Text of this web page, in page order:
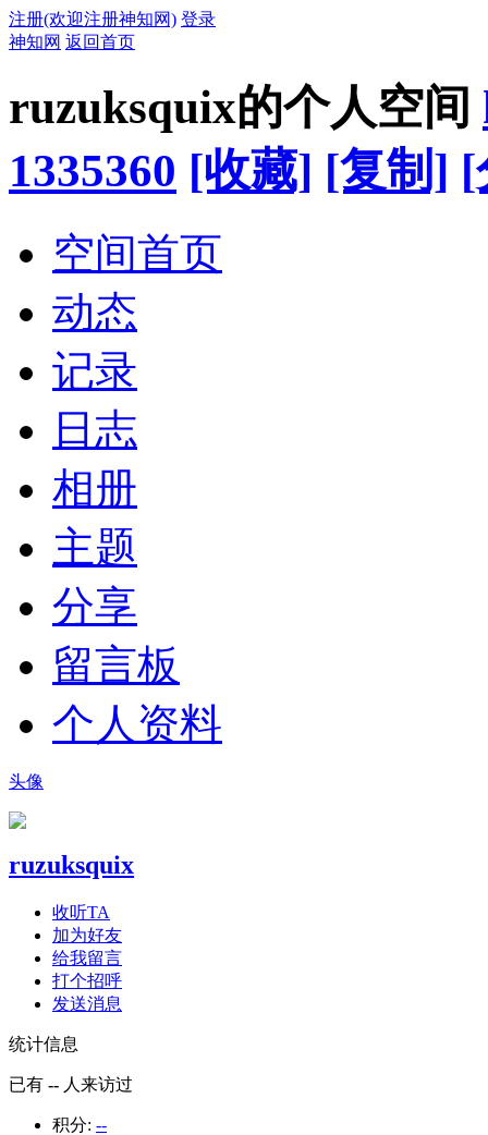
注册(欢迎注册神知网) 登录
神知网 返回首页
ruzuksquix的个人空间
1335360 [收藏] [复制] [
空间首页
动态
记录
日志
相册
主题
分享
留言板
个人资料
头像
ruzuksquix
收听TA
加为好友
给我留言
打个招呼
发送消息
统计信息
已有 -- 人来访过
积分: --